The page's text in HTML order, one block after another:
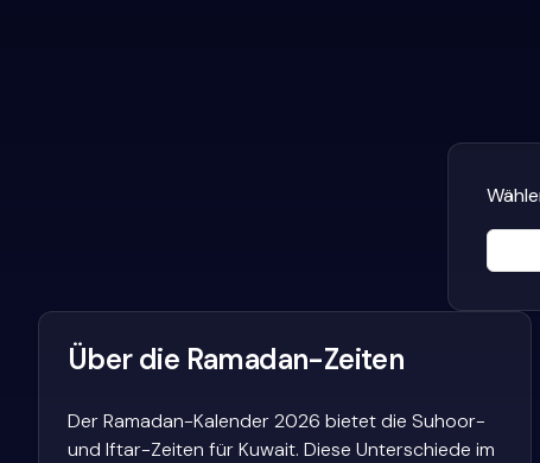
Über die Ramadan-Zeiten
Der Ramadan-Kalender 2026 bietet die Suhoor-
und Iftar-Zeiten für Kuwait. Diese Unterschiede im